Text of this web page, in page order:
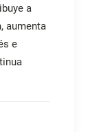
a
aumenta
e